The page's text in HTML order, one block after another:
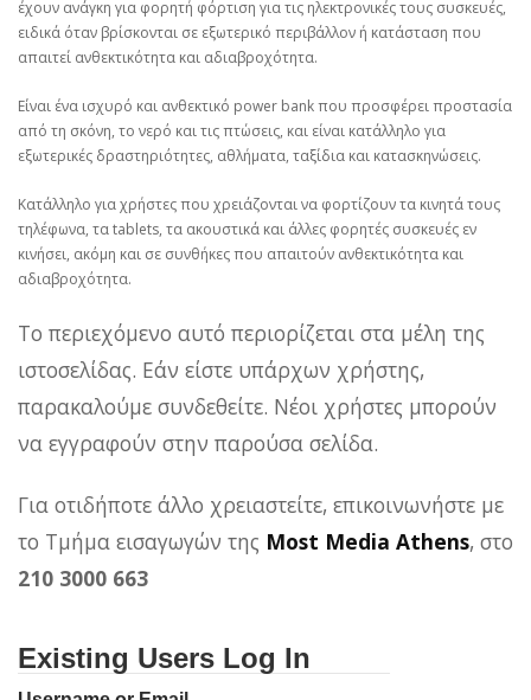
έχουν ανάγκη για φορητή φόρτιση για τις ηλεκτρονικές τους συσκευές,
ειδικά όταν βρίσκονται σε εξωτερικό περιβάλλον ή κατάσταση που
απαιτεί ανθεκτικότητα και αδιαβροχότητα.
Είναι ένα ισχυρό και ανθεκτικό power bank που προσφέρει προστασία
από τη σκόνη, το νερό και τις πτώσεις, και είναι κατάλληλο για
εξωτερικές δραστηριότητες, αθλήματα, ταξίδια και κατασκηνώσεις.
Κατάλληλο για χρήστες που χρειάζονται να φορτίζουν τα κινητά τους
τηλέφωνα, τα tablets, τα ακουστικά και άλλες φορητές συσκευές εν
κινήσει, ακόμη και σε συνθήκες που απαιτούν ανθεκτικότητα και
αδιαβροχότητα.
Το περιεχόμενο αυτό περιορίζεται στα μέλη της
ιστοσελίδας. Εάν είστε υπάρχων χρήστης,
παρακαλούμε συνδεθείτε. Νέοι χρήστες μπορούν
να εγγραφούν στην παρούσα σελίδα.
Για οτιδήποτε άλλο χρειαστείτε, επικοινωνήστε με
το Τμήμα εισαγωγών της Most Media Athens, στο
210 3000 663
Existing Users Log In